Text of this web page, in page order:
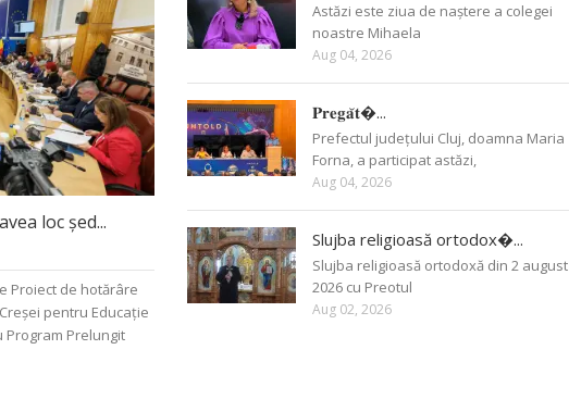
loc șed...
Proiect de hotărâre
pentru Educație
Program Prelungit
Astăzi este ziua de naștere a colegei
noastre Mihaela
Aug 04, 2026
𝐏𝐫𝐞𝐠𝐚̆𝐭�...
Prefectul județului Cluj, doamna Maria
Forna, a participat astăzi,
Aug 04, 2026
Slujba religioasă ortodox�...
Slujba religioasă ortodoxă din 2 august
2026 cu Preotul
Aug 02, 2026